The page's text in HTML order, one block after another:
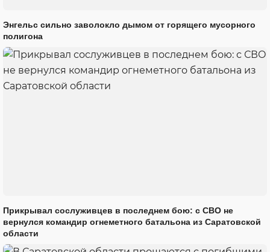
Энгельс сильно заволокло дымом от горящего мусорного
полигона
Прикрывал сослуживцев в последнем бою: с СВО не
вернулся командир огнеметного батальона из Саратовской
области